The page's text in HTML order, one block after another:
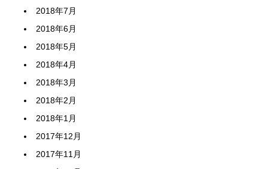
2018年7月
2018年6月
2018年5月
2018年4月
2018年3月
2018年2月
2018年1月
2017年12月
2017年11月